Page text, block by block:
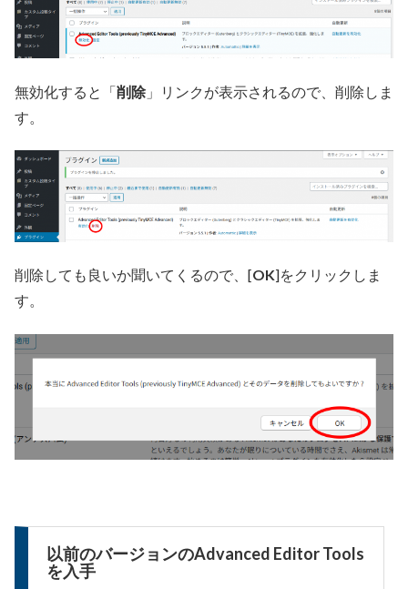
無効化すると「削除」リンクが表示されるので、削除しま
す。
削除しても良いか聞いてくるので、[OK]をクリックしま
す。
以前のバージョンのAdvanced Editor Tools
を入手